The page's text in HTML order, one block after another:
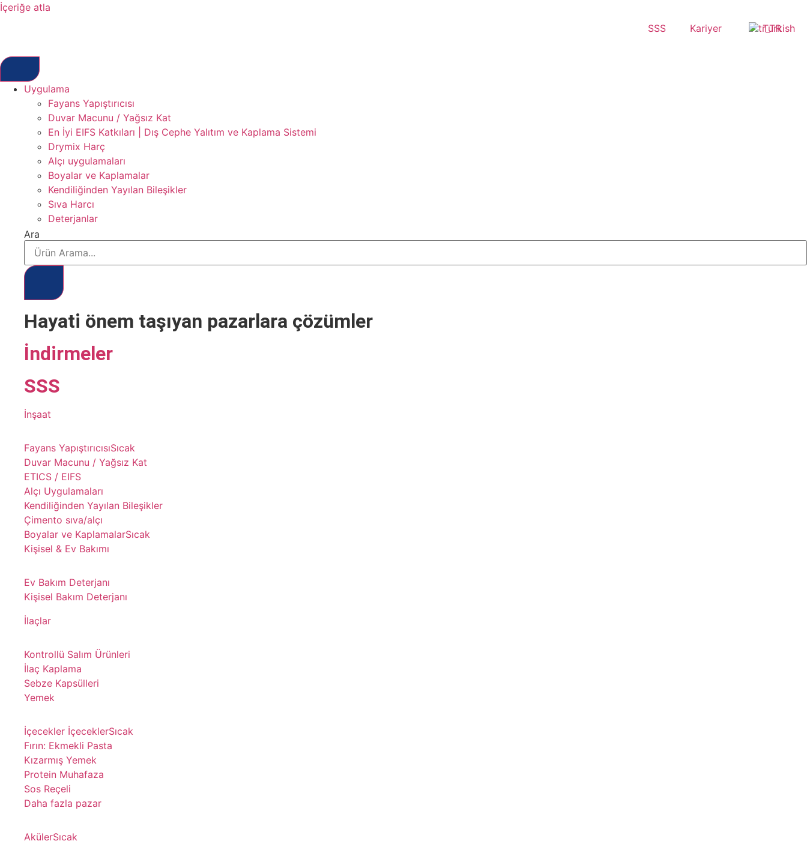
İçeriğe atla
SSS
Kariyer Turkish
Uygulama
Fayans Yapıştırıcısı
Duvar Macunu / Yağsız Kat
En İyi EIFS Katkıları | Dış Cephe Yalıtım ve Kaplama Sistemi
Drymix Harç
Alçı uygulamaları
Boyalar ve Kaplamalar
Kendiliğinden Yayılan Bileşikler
Sıva Harcı
Deterjanlar
Ara
Hayati önem taşıyan pazarlara çözümler
İndirmeler
SSS
İnşaat
Fayans YapıştırıcısıSıcak
Duvar Macunu / Yağsız Kat
ETICS / EIFS
Alçı Uygulamaları
Kendiliğinden Yayılan Bileşikler
Çimento sıva/alçı
Boyalar ve KaplamalarSıcak
Kişisel & Ev Bakımı
Ev Bakım Deterjanı
Kişisel Bakım Deterjanı
İlaçlar
Kontrollü Salım Ürünleri
İlaç Kaplama
Sebze Kapsülleri
Yemek
İçecekler İçeceklerSıcak
Fırın: Ekmekli Pasta
Kızarmış Yemek
Protein Muhafaza
Sos Reçeli
Daha fazla pazar
AkülerSıcak